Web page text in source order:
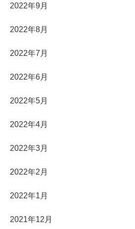
2022年9月
2022年8月
2022年7月
2022年6月
2022年5月
2022年4月
2022年3月
2022年2月
2022年1月
2021年12月